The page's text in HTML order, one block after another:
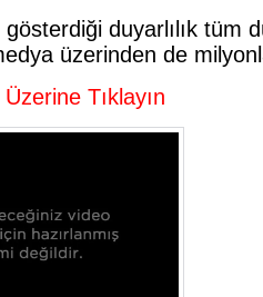
gösterdiği duyarlılık tüm
üzerinden de
Tıklayın